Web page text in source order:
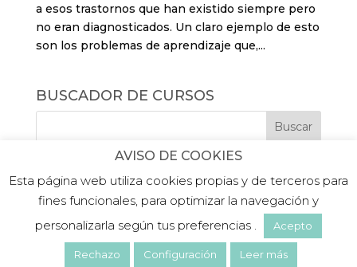
a esos trastornos que han existido siempre pero
no eran diagnosticados. Un claro ejemplo de esto
son los problemas de aprendizaje que,...
BUSCADOR DE CURSOS
©2019 PLATEA FORMACIÓN |
Aviso legal
Politica de privacidad|Política de cookies
AVISO DE COOKIES
Esta página web utiliza cookies propias y de terceros para
fines funcionales, para optimizar la navegación y
personalizarla según tus preferencias .
Acepto
Rechazo Configuración Leer más